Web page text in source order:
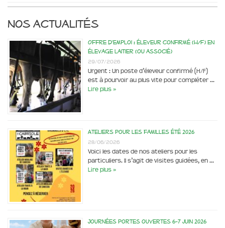
Nos actualités
Offre d’emploi : éleveur confirmé (H/F) en
élevage laitier (ou associé)
29/07/2026
Urgent : Un poste d’éleveur confirmé (H/F)
est à pourvoir au plus vite pour compléter …
Lire plus »
Ateliers pour les familles été 2026
28/06/2026
Voici les dates de nos ateliers pour les
particuliers. Il s’agit de visites guidées, en …
Lire plus »
Journées portes ouvertes 6-7 juin 2026